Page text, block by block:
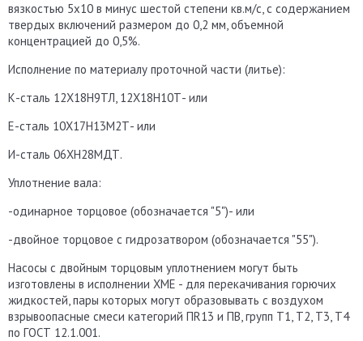
вязкостью 5х10 в минус шестой степени кв.м/с, с содержанием
твердых включений размером до 0,2 мм, объемной
концентрацией до 0,5%.
Исполнение по материалу проточной части (литье):
К-сталь 12Х18Н9ТЛ, 12Х18Н10Т- или
Е-сталь 10Х17Н13М2Т- или
И-сталь 06ХН28МДТ.
Уплотнение вала:
-одинарное торцовое (обозначается "5")- или
-двойное торцовое с гидрозатвором (обозначается "55").
Насосы с двойным торцовым уплотнением могут быть
изготовлены в исполнении ХМЕ - для перекачивания горючих
жидкостей, пары которых могут образовывать с воздухом
взрывоопасные смеси категорий ПR13 и ПВ, групп Т1, Т2, Т3, Т4
по ГОСТ 12.1.001.